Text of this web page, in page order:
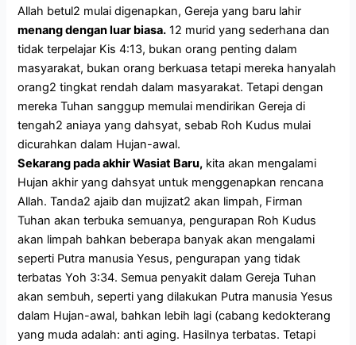
Allah betul2 mulai digenapkan, Gereja yang baru lahir
menang dengan luar biasa. 12 murid yang sederhana dan
tidak terpelajar Kis 4:13, bukan orang penting dalam
masyarakat, bukan orang berkuasa tetapi mereka hanyalah
orang2 tingkat rendah dalam masyarakat. Tetapi dengan
mereka Tuhan sanggup memulai mendirikan Gereja di
tengah2 aniaya yang dahsyat, sebab Roh Kudus mulai
dicurahkan dalam Hujan-awal.
Sekarang pada akhir Wasiat Baru, kita akan mengalami
Hujan akhir yang dahsyat untuk menggenapkan rencana
Allah. Tanda2 ajaib dan mujizat2 akan limpah, Firman
Tuhan akan terbuka semuanya, pengurapan Roh Kudus
akan limpah bahkan beberapa banyak akan mengalami
seperti Putra manusia Yesus, pengurapan yang tidak
terbatas Yoh 3:34. Semua penyakit dalam Gereja Tuhan
akan sembuh, seperti yang dilakukan Putra manusia Yesus
dalam Hujan-awal, bahkan lebih lagi (cabang kedokterang
yang muda adalah: anti aging. Hasilnya terbatas. Tetapi